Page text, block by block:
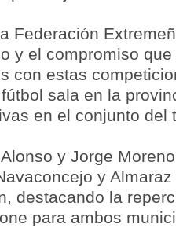
Federación
y el compromiso
con estas
sala en la
en el conjunto del
y Jorge
y
destacando la
para ambos